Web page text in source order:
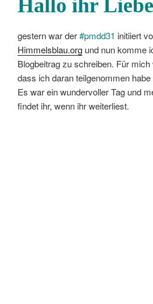
Hallo ihr
gestern war der#pmdd31 initiiert
Himmelsblau.org und nun komme
Blogbeitrag zu schreiben. Für
dass ich daran teilgenommen
Es war ein wundervoller Tag und
findet ihr, wenn ihr weiterliest.